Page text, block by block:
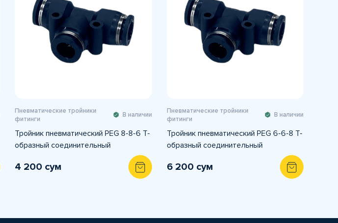
Пневматические тройники
фитинги
В наличии
Тройник пневматический PEG 8-8-6 T-
образный соединительный
4 200 сум
Пневматические тройники
фитинги
В наличии
Тройник пневматический PEG 6-6-8 T-
образный соединительный
6 200 сум